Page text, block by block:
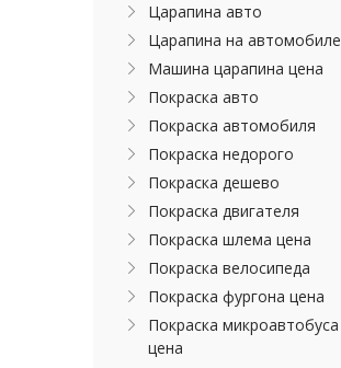
Царапина авто
Царапина на автомобиле
Машина царапина цена
Покраска авто
Покраска автомобиля
Покраска недорого
Покраска дешево
Покраска двигателя
Покраска шлема цена
Покраска велосипеда
Покраска фургона цена
Покраска микроавтобуса
цена